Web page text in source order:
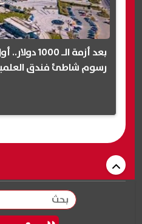
بعد أزمة
رسوم شاطئ فندق
بحث